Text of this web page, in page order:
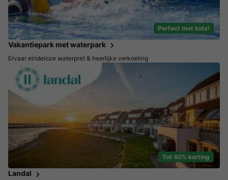
Perfect met kids!
Vakantiepark met waterpark
Ervaar eindeloze waterpret & heerlijke verkoeling
Tot 40% korting
Landal